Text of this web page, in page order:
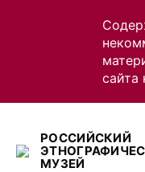
сайта
РОССИЙСКИЙ
МУЗЕЙ